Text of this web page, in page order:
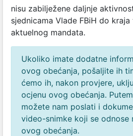
nisu zabilježene daljnje
sjednicama Vlade FBiH do
aktuelnog mandata.
Ukoliko imate dodatne
ovog obećanja, pošaljite ih
ćemo ih, nakon provjere,
ocjenu ovog obećanja.
možete nam poslati i
video-snimke koji se odnose
ovog obećanja.